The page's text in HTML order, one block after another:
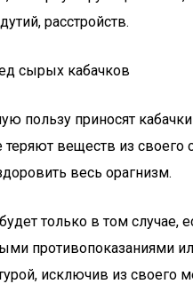
расстройств.
сырых кабачков
пользу приносят
веществ из своего
весь орагнизм.
только в том случае,
противопоказаниями
исключив из своего